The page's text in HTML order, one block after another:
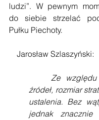
ludzi”. W pewnym
do siebie strzelać
Pułku Piechoty.
Jarosław Szlaszyński:
Ze
źródeł, rozmiar
ustalenia. Bez
jednak znacznie